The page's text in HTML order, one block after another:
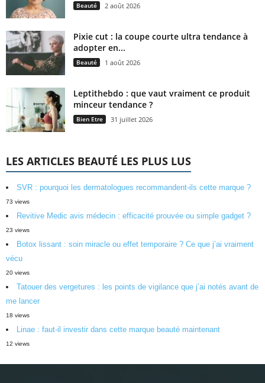
Beauté 2 août 2026
Pixie cut : la coupe courte ultra tendance à
adopter en...
Beauté 1 août 2026
Leptithebdo : que vaut vraiment ce produit
minceur tendance ?
Bien Etre 31 juillet 2026
LES ARTICLES BEAUTÉ LES PLUS LUS
SVR : pourquoi les dermatologues recommandent-ils cette marque ?
73 views
Revitive Medic avis médecin : efficacité prouvée ou simple gadget ?
23 views
Botox lissant : soin miracle ou effet temporaire ? Ce que j’ai vraiment
vécu
20 views
Tatouer des vergetures : les points de vigilance que j’ai notés avant de
me lancer
18 views
Linae : faut-il investir dans cette marque beauté maintenant
12 views